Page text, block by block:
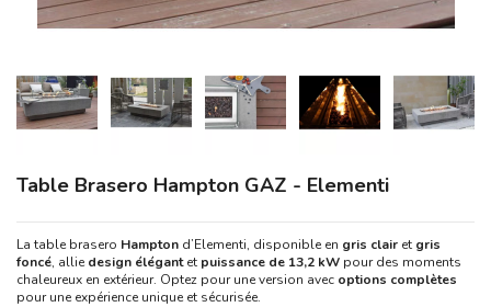
Table Brasero Hampton GAZ - Elementi
La table brasero Hampton d’Elementi, disponible en gris clair et gris
foncé, allie design élégantet puissance de 13,2 kW pour des moments
chaleureux en extérieur. Optez pour une version avec options complètes
pour une expérience unique et sécurisée.